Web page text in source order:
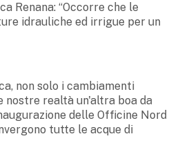
Renana: “Occorre che le
idrauliche ed irrigue per un
non solo i cambiamenti
nostre realtà un'altra boa da
delle Officine Nord
tutte le acque di